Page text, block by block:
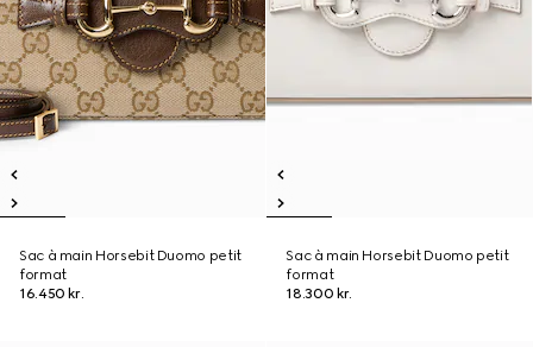
Sac à main Horsebit Duomo petit
format
16.450 kr.
Sac à main Horsebit Duomo petit
format
18.300 kr.